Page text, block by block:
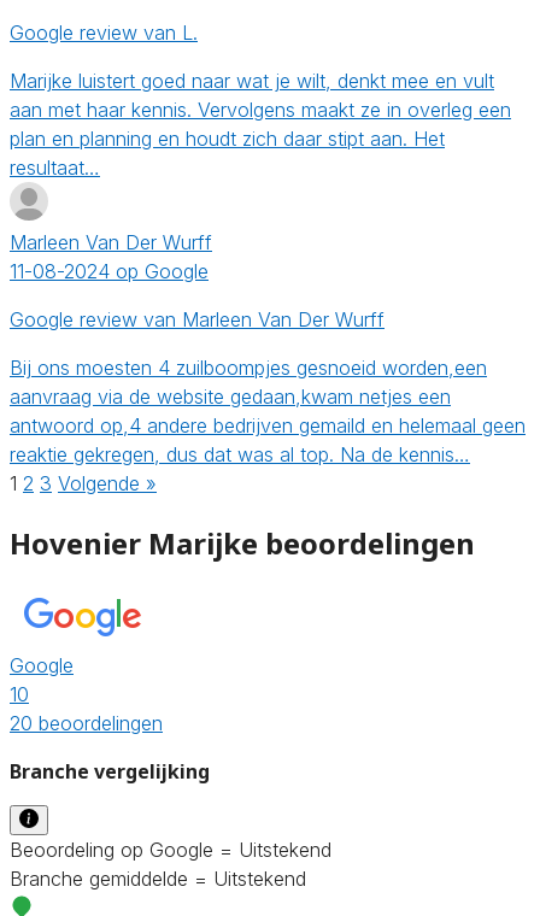
Google review van L.
Marijke luistert goed naar wat je wilt, denkt mee en vult
aan met haar kennis. Vervolgens maakt ze in overleg een
plan en planning en houdt zich daar stipt aan. Het
resultaat…
Marleen Van Der Wurff
11-08-2024 op Google
Google review van Marleen Van Der Wurff
Bij ons moesten 4 zuilboompjes gesnoeid worden,een
aanvraag via de website gedaan,kwam netjes een
antwoord op,4 andere bedrijven gemaild en helemaal geen
reaktie gekregen, dus dat was al top. Na de kennis…
1 2 3 Volgende »
Hovenier Marijke beoordelingen
Google
10
20 beoordelingen
Branche vergelijking
Beoordeling op Google = Uitstekend
Branche gemiddelde = Uitstekend